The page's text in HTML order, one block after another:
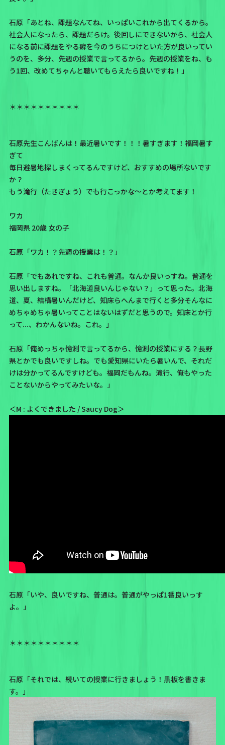
石原「あとね、課題なんてね、いっぱいこれから出てくるから。
社会人になったら、課題だらけ。後回しにできないから、社会人
になる前に課題をやる癖を今のうちにつけといた方が良いってい
うのを、多分、先週の授業で言ってるから。先週の授業をね、も
う1回、改めてちゃんと聴いてもらえたら良いですね！」
＊＊＊＊＊＊＊＊＊＊
石原先生こんばんは！最近暑いです！！！暑すぎます！福岡暑す
ぎて
毎日避暑地探しまくってるんですけど、おすすめの場所ないです
か？
もう滝行（たきぎょう）でも行こっかな〜とか考えてます！
ワカ
福岡県 20歳 女の子
石原「ワカ！？先週の授業は！？」
石原「でもあれですね、これも普通。なんか良いっすね。普通を
思い出しますね。「北海道良いんじゃない？」って思った。北海
道、夏、結構暑いんだけど、知床らへんまで行くと多分そんなに
めちゃめちゃ暑いってことはないはずだと思うので。知床とか行
って...、わかんないね。これ。」
石原「俺めっちゃ憶測で言ってるから、憶測の授業にする？長野
県とかでも良いですしね。でも愛知県にいたら暑いんで、それだ
けは分かってるんですけども。福岡だもんね。滝行、俺もやった
ことないからやってみたいな。」
＜M : よくできました / Saucy Dog＞
石原「いや、良いですね、普通は。普通がやっぱ1番良いっす
よ。」
＊＊＊＊＊＊＊＊＊＊
石原「それでは、続いての授業に行きましょう！黒板を書きま
す。」